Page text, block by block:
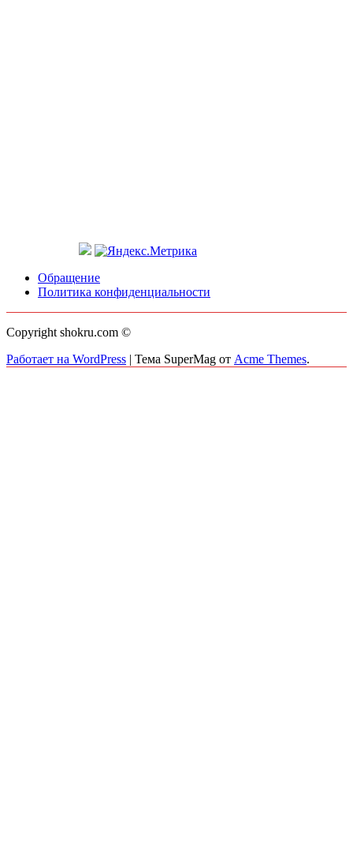
Обращение
Политика конфиденциальности
Copyright shokru.com ©
Работает на WordPress | Тема SuperMag от Acme Themes.